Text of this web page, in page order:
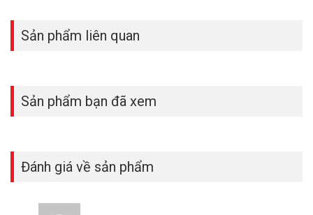
Bạn lo lắng về chi phí? Đừng lo!
11M0WED tại Vũ Hoàng Telecom cực kỳ cạnh tranh, phù hợp với túi
tiền của mọi gia đình. Sản phẩm chính hãng 100%, kèm bảo hành
Sản phẩm liên quan
Sản phẩm bạn đã xem
Đánh giá về sản phẩm